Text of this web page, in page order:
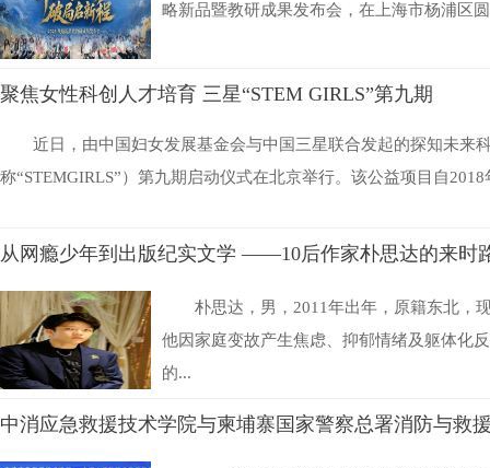
略新品暨教研成果发布会，在上海市杨浦区
聚焦女性科创人才培育 三星“STEM GIRLS”第九期
近日，由中国妇女发展基金会与中国三星联合发起的探知未来
称“STEMGIRLS”）第九期启动仪式在北京举行。该公益项目自
从网瘾少年到出版纪实文学 ——10后作家朴思达的来时
朴思达，男，2011年出年，原籍东北，
他因家庭变故产生焦虑、抑郁情绪及躯体化
的...
中消应急救援技术学院与柬埔寨国家警察总署消防与救